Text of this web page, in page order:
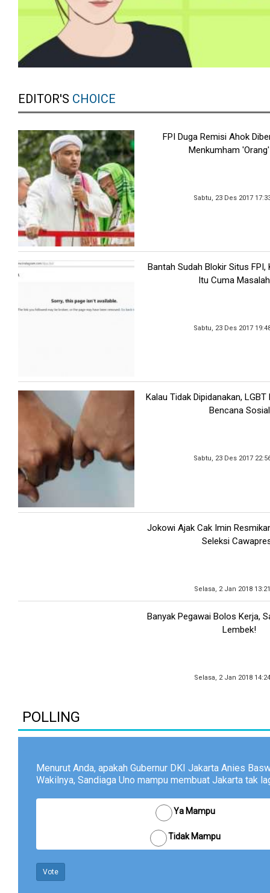
EDITOR'S CHOICE
FPI Duga Remisi Ahok
Menkumham 'Orang'
Sabtu, 23 Des 2017
Bantah Sudah Blokir Situs
Itu Cuma
Sabtu, 23 Des 2017
Kalau Tidak Dipidanakan,
Bencana Sosial
Sabtu, 23 Des 2017
Jokowi Ajak Cak Imin
Seleksi
Selasa, 2 Jan 2018
Banyak Pegawai Bolos Kerja,
Lembek!
Selasa, 2 Jan 2018
POLLING
Menurut Anda, apakah Gubernur DKI Jakarta Anies
Wakilnya, Sandiaga Uno mampu membuat Jakarta tak
Ya Mampu
Tidak Mampu
Vote